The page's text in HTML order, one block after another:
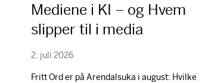
Mediene i KI – og Hvem
slipper til i media
2. juli 2026
Fritt Ord er på Arendalsuka i august: Hvilke